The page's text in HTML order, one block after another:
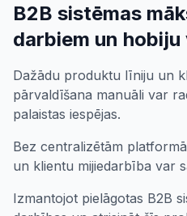
B2B sistēmas
darbiem un hobiju
Dažādu produktu līniju un
pārvaldīšana manuāli var
palaistas iespējas.
Bez centralizētām
un klientu mijiedarbība var
Izmantojot pielāgotas B2B